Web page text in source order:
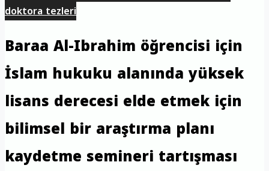
doktora tezleri
Baraa Al-Ibrahim öğrencisi için
İslam hukuku alanında yüksek
lisans derecesi elde etmek için
bilimsel bir araştırma planı
kaydetme semineri tartışması